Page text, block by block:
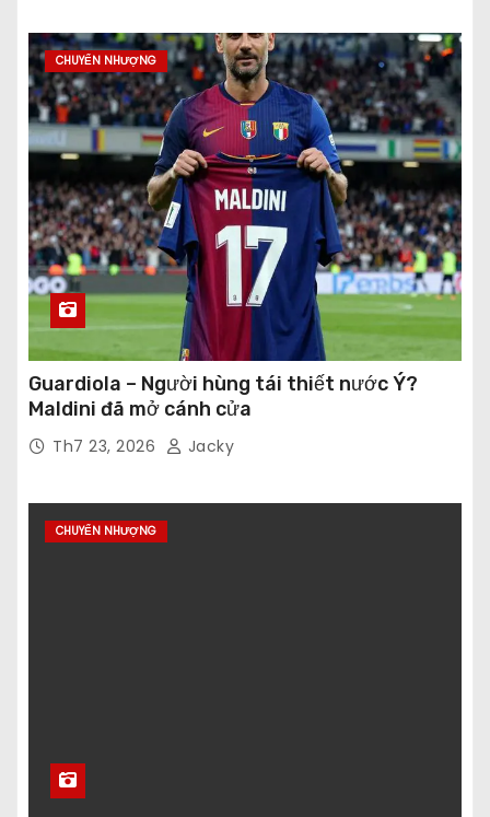
CHUYỂN NHƯỢNG
Guardiola – Người hùng tái thiết nước Ý?
Maldini đã mở cánh cửa
Th7 23, 2026 Jacky
CHUYỂN NHƯỢNG